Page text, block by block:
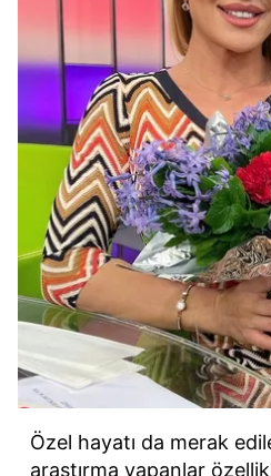
Özel hayatı da merak
araştırma yapanlar